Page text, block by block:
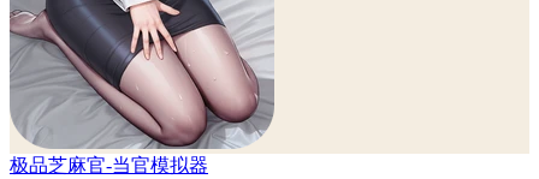
极品芝麻官-当官模拟器